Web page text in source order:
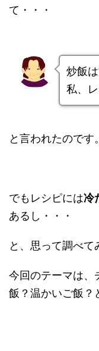
て・・・
炒飯
私、
と言われたのです。
でもレシピには冷
あるし・・・
と、思って調べて
今回のテーマは、
飯？温かいご飯？